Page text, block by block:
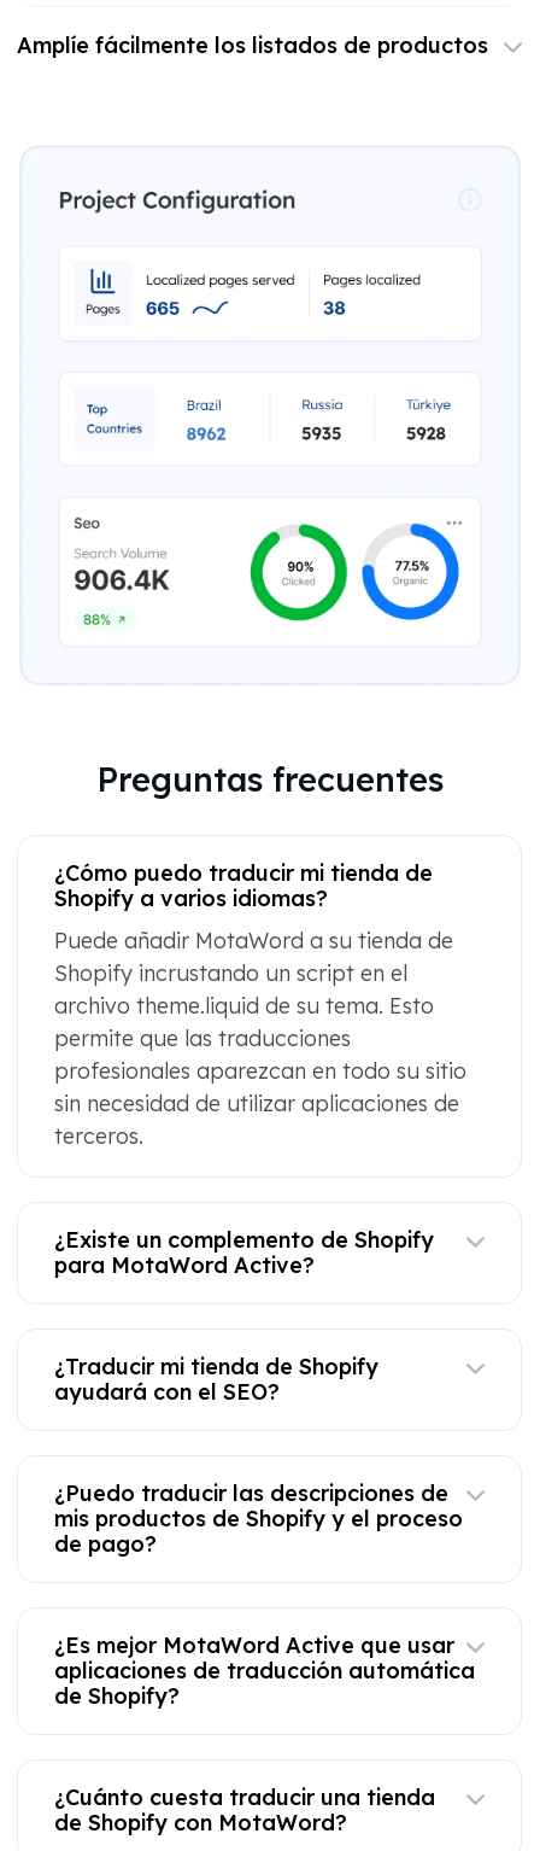
Amplíe fácilmente los listados de productos
Preguntas frecuentes
¿Cómo puedo traducir mi tienda de
Shopify a varios idiomas?
Puede añadir MotaWord a su tienda de
Shopify incrustando un script en el
archivo theme.liquid de su tema. Esto
permite que las traducciones
profesionales aparezcan en todo su sitio
sin necesidad de utilizar aplicaciones de
terceros.
¿Existe un complemento de Shopify
para MotaWord Active?
¿Traducir mi tienda de Shopify
ayudará con el SEO?
¿Puedo traducir las descripciones de
mis productos de Shopify y el proceso
de pago?
¿Es mejor MotaWord Active que usar
aplicaciones de traducción automática
de Shopify?
¿Cuánto cuesta traducir una tienda
de Shopify con MotaWord?